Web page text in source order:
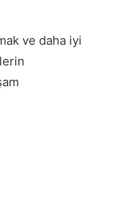
ve daha iyi